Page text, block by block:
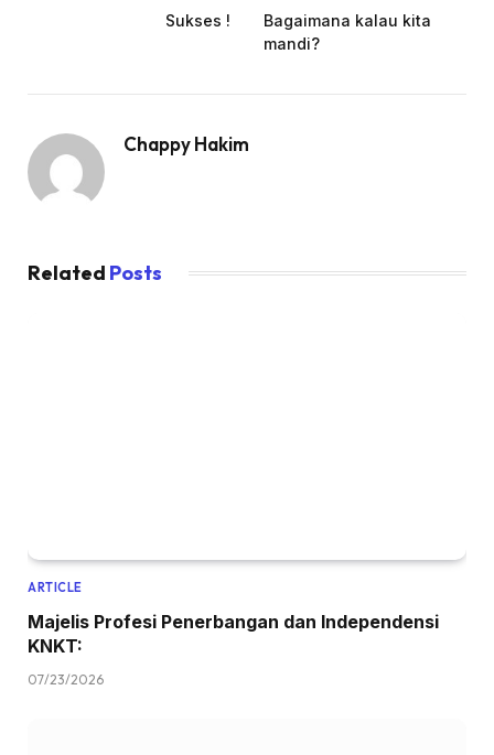
Sukses !
Bagaimana kalau kita
mandi?
Chappy Hakim
Related Posts
ARTICLE
Majelis Profesi Penerbangan dan Independensi
KNKT:
07/23/2026